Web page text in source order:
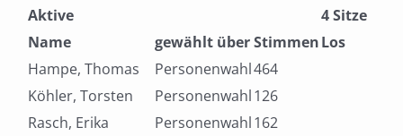
Aktive
4 Sitze
Name
gewählt überStimmenLos
Hampe, Thomas
Personenwahl464
Köhler, Torsten
Personenwahl126
Rasch, Erika
Personenwahl162